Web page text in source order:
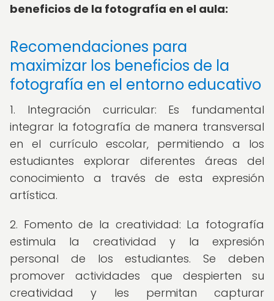
beneficios de la fotografía en el aula:
Recomendaciones para
maximizar los beneficios de la
fotografía en el entorno educativo
1. Integración curricular: Es fundamental
integrar la fotografía de manera transversal
en el currículo escolar, permitiendo a los
estudiantes explorar diferentes áreas del
conocimiento a través de esta expresión
artística.
2. Fomento de la creatividad: La fotografía
estimula la creatividad y la expresión
personal de los estudiantes. Se deben
promover actividades que despierten su
creatividad y les permitan capturar